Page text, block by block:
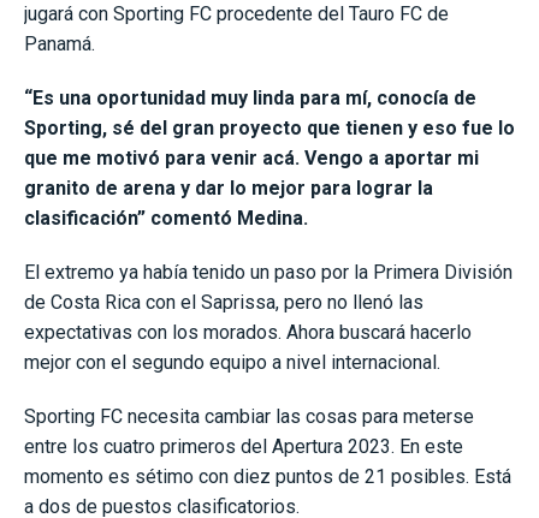
jugará con Sporting FC procedente del Tauro FC de
Panamá.
“Es una oportunidad muy linda para mí, conocía de
Sporting, sé del gran proyecto que tienen y eso fue lo
que me motivó para venir acá. Vengo a aportar mi
granito de arena y dar lo mejor para lograr la
clasificación” comentó Medina.
El extremo ya había tenido un paso por la Primera División
de Costa Rica con el Saprissa, pero no llenó las
expectativas con los morados. Ahora buscará hacerlo
mejor con el segundo equipo a nivel internacional.
Sporting FC necesita cambiar las cosas para meterse
entre los cuatro primeros del Apertura 2023. En este
momento es sétimo con diez puntos de 21 posibles. Está
a dos de puestos clasificatorios.